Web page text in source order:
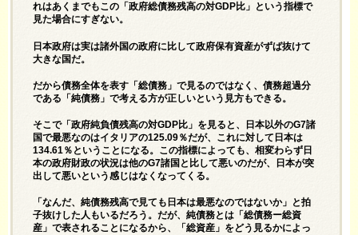
れはあくまでもこの「政府総債務残高の対GDP比」という指標で
見た場合にすぎない。
日本政府は実は諸外国の政府に比して政府保有資産がずば抜けて
大きな国だ。
だから債務全体を表す「総債務」で見るのではなく、債務超過分
である「純債務」で考える方が正しいという見方もできる。
そこで「政府純負債残高の対GDP比」を見ると、日本以外のG7諸
国で最悪なのはイタリアの125.09％だが、これに対して日本は
134.61％ということになる。この指標によっても、相変わらず日
本の政府財政の状況は他のG7諸国と比して悪いのだが、日本が突
出して悪いという感じはなくなってくる。
「なんだ、純債務残高で見ても日本は最悪なのではないか」と拍
子抜けした人もいるだろう。だが、純債務とは「総債務ー総資
産」で表されることになるから、「総資産」をどう見るかによっ